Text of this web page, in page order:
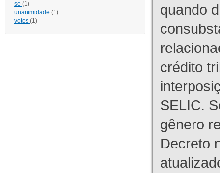
se (1)
unanimidade (1)
votos (1)
quando
crédito
SELIC.
gênero
Decreto